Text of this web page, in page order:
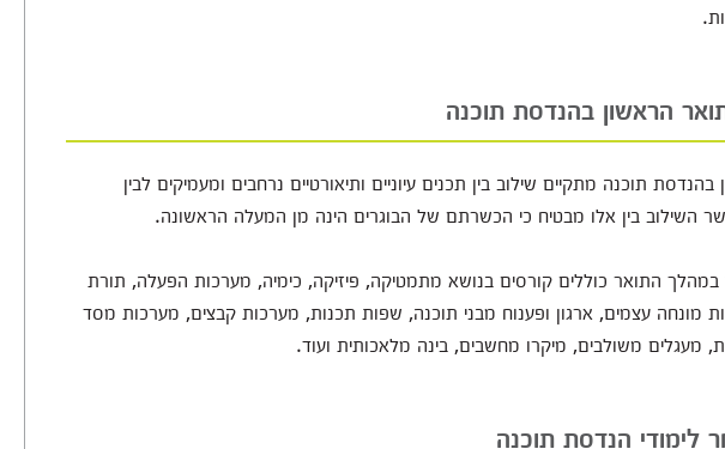
הראשון בהנדסת תוכנה
תוכנה מתקיים שילוב בין תכנים עיוניים ותיאורטיים נרחבים ומעמיקים לבין
השילוב בין אלו מבטיח כי הכשרתם של הבוגרים הינה מן המעלה הראשונה.
התואר כוללים קורסים בנושא מתמטיקה, פיזיקה, כימיה, מערכות הפעלה, תורת
מונחה עצמים, ארגון ופענוח מבני תוכנה, שפות תכנות, מערכות קבצים, מערכות מסד
מעגלים משולבים, מיקרו מחשבים, בינה מלאכותית ועוד.
לימודי הנדסת תוכנה